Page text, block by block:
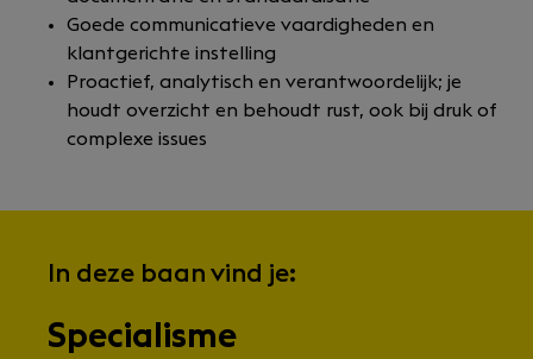
Goede communicatieve vaardigheden en
klantgerichte instelling
Proactief, analytisch en verantwoordelijk; je
houdt overzicht en behoudt rust, ook bij druk of
complexe issues
In deze baan vind je:
Specialisme